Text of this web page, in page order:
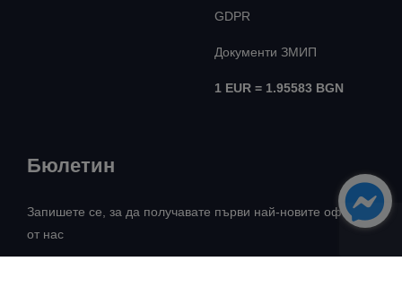
GDPR
Документи ЗМИП
1 EUR = 1.95583 BGN
Бюлетин
Запишете се, за да получавате първи най-новите оферти
от нас